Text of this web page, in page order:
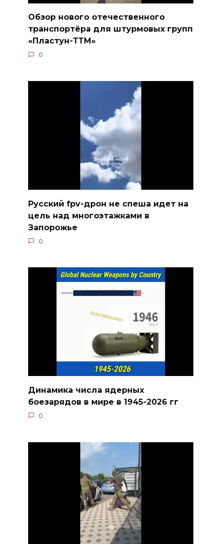
Обзор нового отечественного
транспортёра для штурмовых групп
«Пластун-ТТМ»
0
Русский fpv-дрон не спеша идет на
цель над многоэтажками в
Запорожье
0
Динамика числа ядерных
боезарядов в мире в 1945-2026 гг
0